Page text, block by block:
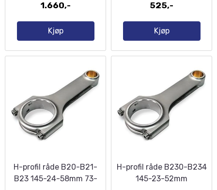
1.660,-
Kjøp
525,-
Kjøp
H-profil råde B20-B21-
B23 145-24-58mm 73-
H-profil råde B230-B234
145-23-52mm